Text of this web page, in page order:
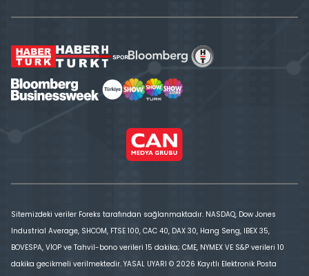
Sitemizdeki veriler Foreks tarafından sağlanmaktadır. NASDAQ, Dow Jones
Industrial Average, SHCOM, FTSE 100, CAC 40, DAX 30, Hang Seng, IBEX 35,
BOVESPA, VİOP ve Tahvil-bono verileri 15 dakika; CME, NYMEX VE S&P verileri 10
dakika gecikmeli verilmektedir. YASAL UYARI © 2026 Kayıtlı Elektronik Posta